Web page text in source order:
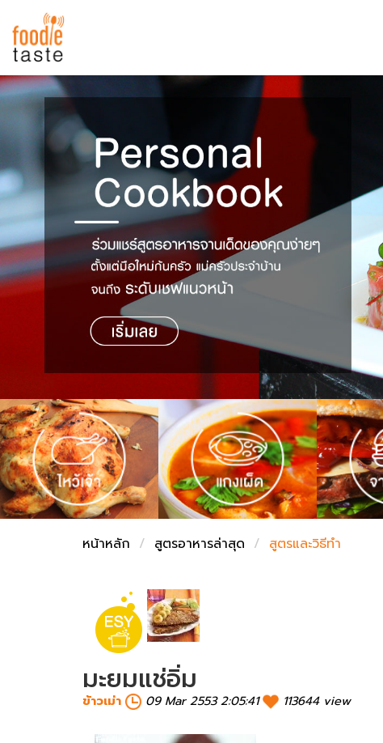
สูตรอาหาร
สูตรอาหารล่าสุด
Top Foodie
พาไปชิม
สารพันก้นครัว
เคล็ดลับน่ารู้
เปรียบเทียบหน่วยการตวง
เปรียบเทียบอุณหภูมิ
เปรียบเทียบน้ำหนักวัตถุดิบ
ชั่งตวงเนย
FoodPedia
สร้าง Cookbook
หน้าหลัก สูตรอาหารล่าสุด สูตรและวิธีทำ
มะยมแช่อิ่ม
ข้าวเม่า 09 Mar 2553 2:05:41 113644 view